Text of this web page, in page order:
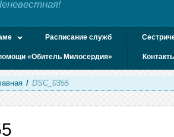
Расписание служб
«Обитель Милосердия»
/ DSC_0355